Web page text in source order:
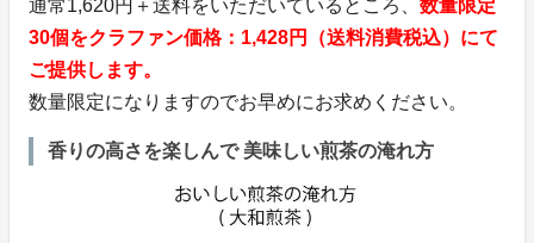
通常1,620円＋送料をいただいているところ、 数量限定
30個をクラファン価格：1,428円（送料消費税込）にて
ご提供します。
数量限定になりますのでお早めにお求めください。
香りの高さを楽しんで 美味しい煎茶の淹れ方